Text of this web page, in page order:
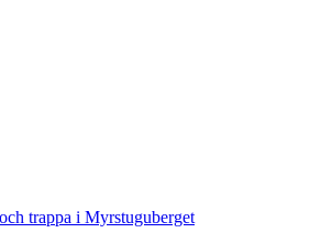
trappa i Myrstuguberget